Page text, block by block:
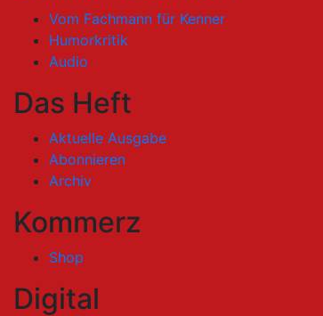
Vom Fachmann für Kenner
Humorkritik
Audio
Das Heft
Aktuelle Ausgabe
Abonnieren
Archiv
Kommerz
Shop
Digital